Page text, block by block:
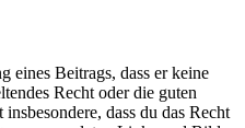
eines Beitrags, dass er keine
Recht oder die guten
dass du das Recht